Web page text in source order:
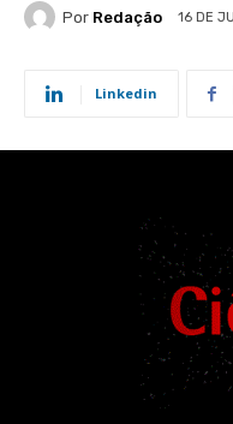
Por Redação 16 DE
Linkedin